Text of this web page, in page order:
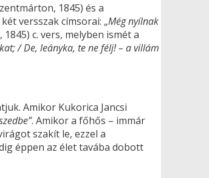
1845) és a
versszak címsorai: „Még nyílnak
c. vers, melyben ismét a
/ De, leányka, te ne félj! – a villám
Amikor Kukorica Jancsi
. Amikor a főhős – immár
szakít le, ezzel a
éppen az élet tavába dobott